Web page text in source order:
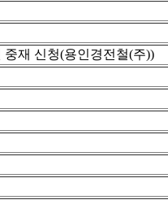
중재 신청(용인경전철(주))